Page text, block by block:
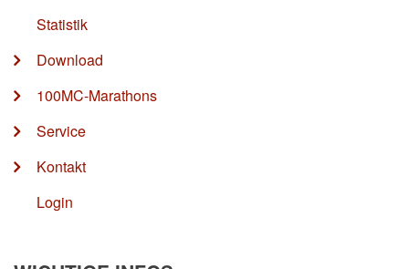
Statistik
Download
100MC-Marathons
Service
Kontakt
Login